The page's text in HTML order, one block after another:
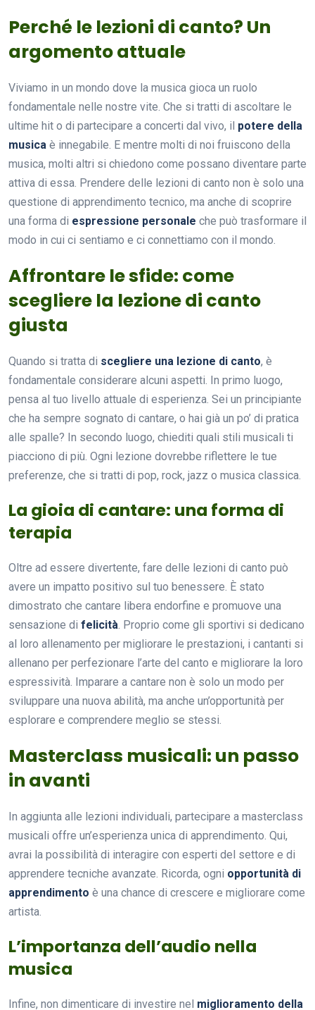
Perché le lezioni di canto? Un
argomento attuale
Viviamo in un mondo dove la musica gioca un ruolo
fondamentale nelle nostre vite. Che si tratti di ascoltare le
ultime hit o di partecipare a concerti dal vivo, il potere della
musica è innegabile. E mentre molti di noi fruiscono della
musica, molti altri si chiedono come possano diventare parte
attiva di essa. Prendere delle lezioni di canto non è solo una
questione di apprendimento tecnico, ma anche di scoprire
una forma di espressione personale che può trasformare il
modo in cui ci sentiamo e ci connettiamo con il mondo.
Affrontare le sfide: come
scegliere la lezione di canto
giusta
Quando si tratta di scegliere una lezione di canto, è
fondamentale considerare alcuni aspetti. In primo luogo,
pensa al tuo livello attuale di esperienza. Sei un principiante
che ha sempre sognato di cantare, o hai già un po’ di pratica
alle spalle? In secondo luogo, chiediti quali stili musicali ti
piacciono di più. Ogni lezione dovrebbe riflettere le tue
preferenze, che si tratti di pop, rock, jazz o musica classica.
La gioia di cantare: una forma di
terapia
Oltre ad essere divertente, fare delle lezioni di canto può
avere un impatto positivo sul tuo benessere. È stato
dimostrato che cantare libera endorfine e promuove una
sensazione di felicità. Proprio come gli sportivi si dedicano
al loro allenamento per migliorare le prestazioni, i cantanti si
allenano per perfezionare l’arte del canto e migliorare la loro
espressività. Imparare a cantare non è solo un modo per
sviluppare una nuova abilità, ma anche un’opportunità per
esplorare e comprendere meglio se stessi.
Masterclass musicali: un passo
in avanti
In aggiunta alle lezioni individuali, partecipare a masterclass
musicali offre un’esperienza unica di apprendimento. Qui,
avrai la possibilità di interagire con esperti del settore e di
apprendere tecniche avanzate. Ricorda, ogni opportunità di
apprendimento è una chance di crescere e migliorare come
artista.
L’importanza dell’audio nella
musica
Infine, non dimenticare di investire nel miglioramento della